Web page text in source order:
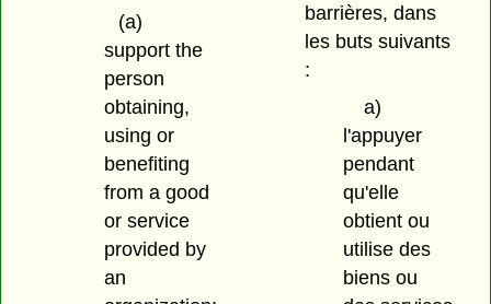
(a)
support the
person
obtaining,
using or
benefiting
from a good
or service
provided by
an
barrières, dans
les buts suivants
:
a)
l'appuyer
pendant
qu'elle
obtient ou
utilise des
biens ou